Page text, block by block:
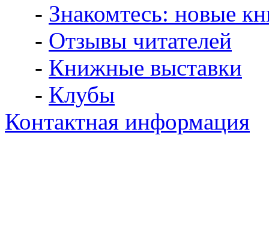
- Знакомтесь: новые
- Отзывы читателей
- Книжные выставки
- Клубы
Контактная информация